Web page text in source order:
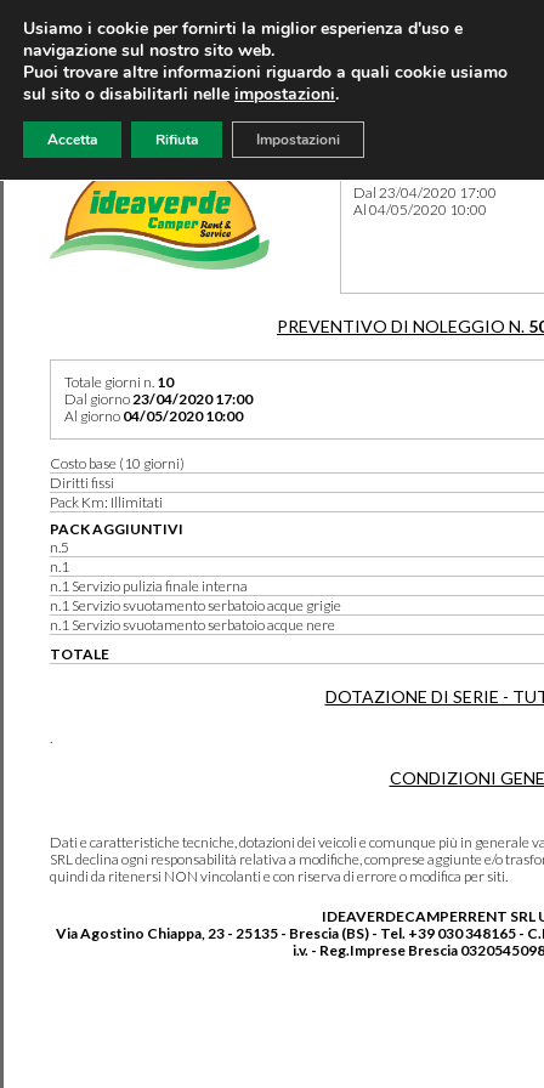
Dal 23/04/2020 17:00
Al 04/05/2020 10:00
PREVENTIVO DI NOLEGGIO N.
Totale giorni n. 10
Dal giorno23/04/2020 17:00
Al giorno 04/05/2020 10:00
Costo base (10 giorni)
Diritti fissi
Pack Km: Illimitati
PACK AGGIUNTIVI
n.5
n.1
n.1 Servizio pulizia finale interna
n.1 Servizio svuotamento serbatoio acque grigie
n.1 Servizio svuotamento serbatoio acque nere
TOTALE
DOTAZIONE DI SERIE -
CONDIZIONI
Dati e caratteristiche tecniche, dotazioni dei veicoli e comunque più in generale
SRL declina ogni responsabilità relativa a modifiche, comprese aggiunte e/o
quindi da ritenersi NON vincolanti e con riserva di errore o modifica per siti.
IDEAVERDECAMPERRENT SRL
Via Agostino Chiappa, 23 - 25135 - Brescia (BS) - Tel. +39 030 348165 -
i.v. - Reg.Imprese Brescia
Usiamo i cookie per fornirti la miglior esperienza d'uso e
navigazione sul nostro sito web.
Puoi trovare altre informazioni riguardo a quali cookie usiamo
sul sito o disabilitarli nelle impostazioni.
Accetta Rifiuta Impostazioni